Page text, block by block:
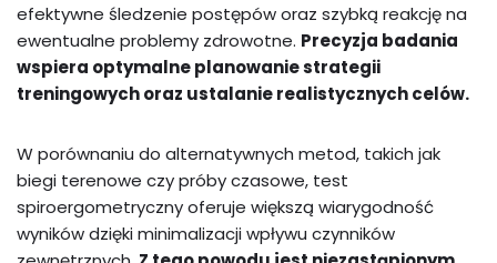
efektywne śledzenie postępów oraz szybką reakcję na
ewentualne problemy zdrowotne. Precyzja badania
wspiera optymalne planowanie strategii
treningowych oraz ustalanie realistycznych celów.
W porównaniu do alternatywnych metod, takich jak
biegi terenowe czy próby czasowe, test
spiroergometryczny oferuje większą wiarygodność
wyników dzięki minimalizacji wpływu czynników